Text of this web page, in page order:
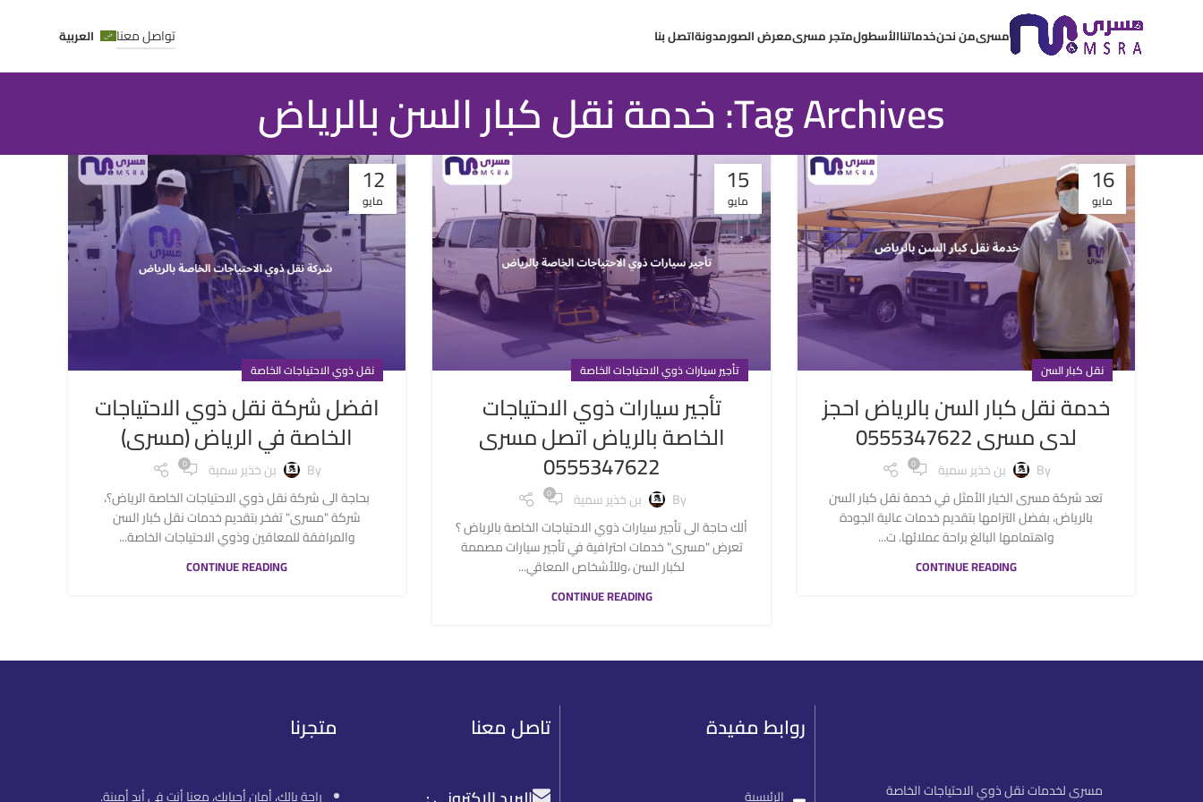
مسرىمن نحنخدماتناالأسطولمتجر مسرىمعرض الصورمدونةاتصل بنا تواصل معنا العربية
Tag Archives: خدمة نقل كبار السن بالرياض
16
مايو
نقل كبار السن
خدمة نقل كبار السن بالرياض احجز
لدى مسرى 0555347622
By بن خذير سمية 0
تعد شركة مسرى الخيار الأمثل في خدمة نقل كبار السن
بالرياض، بفضل التزامها بتقديم خدمات عالية الجودة
واهتمامها البالغ براحة عملائها. ت...
CONTINUE READING
15
مايو
تأجير سيارات ذوي الاحتياجات الخاصة
تأجير سيارات ذوي الاحتياجات
الخاصة بالرياض اتصل مسرى
0555347622
By بن خذير سمية 0
ألك حاجة الى تأجير سيارات ذوي الاحتياجات الخاصة بالرياض ؟
تعرض "مسرى" خدمات احترافية في تأجير سيارات مصممة
لكبار السن ،وللأشخاص المعاقي...
CONTINUE READING
12
مايو
نقل ذوي الاحتياجات الخاصة
افضل شركة نقل ذوي الاحتياجات
الخاصة في الرياض (مسرى)
By بن خذير سمية 0
بحاجة الى شركة نقل ذوي الاحتياجات الخاصة الرياض؟،
شركة "مسرى" تفخر بتقديم خدمات نقل كبار السن
والمرافقة للمعاقين وذوي الاحتياجات الخاصة...
CONTINUE READING
مسرى لخدمات نقل ذوي الاحتياجات الخاصة
روابط مفيدة
الرئيسية
تاصل معنا متجرنا
راحة بالك، أمان أحبابك، معنا أنت في أيدٍ أمينة.